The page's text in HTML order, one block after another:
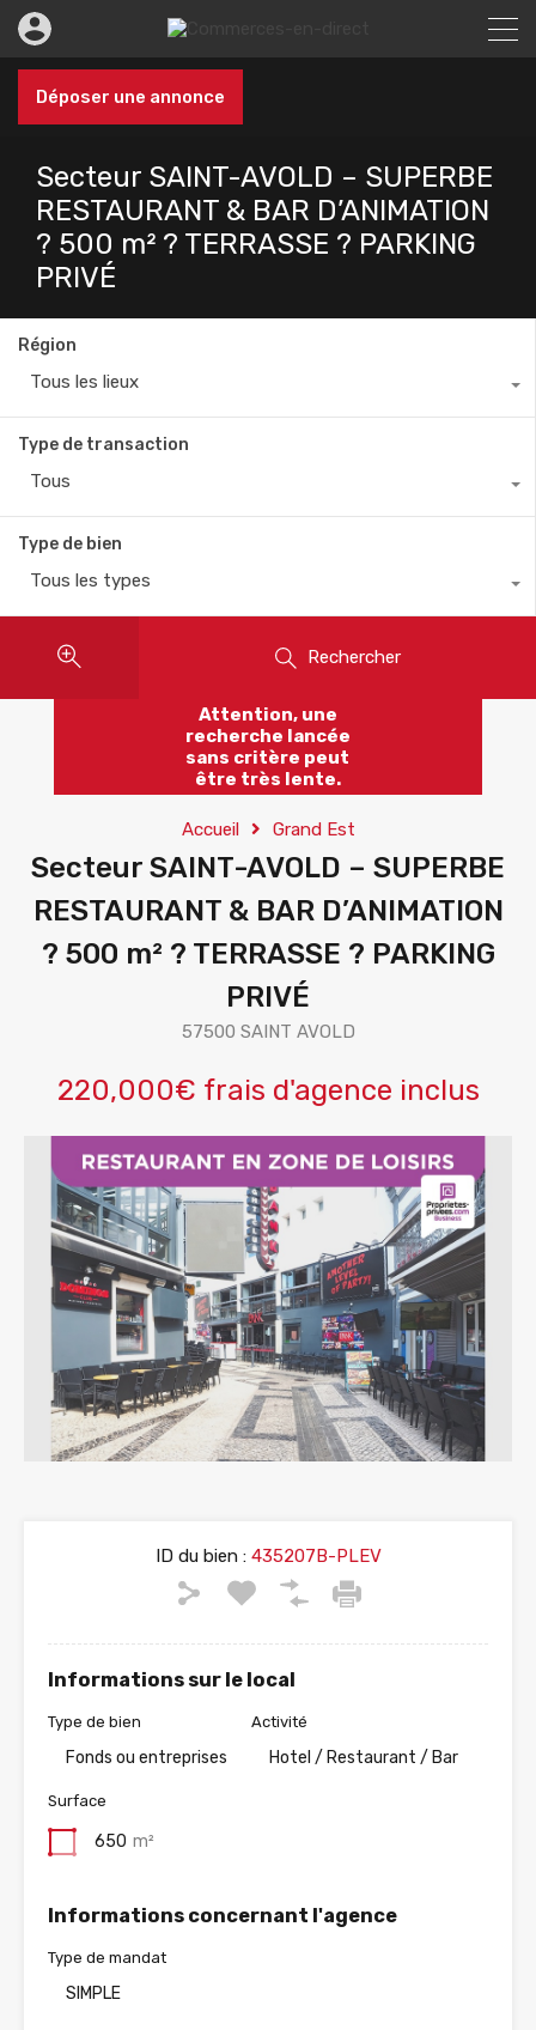
Déposer une annonce
Secteur SAINT-AVOLD – SUPERBE
RESTAURANT & BAR D’ANIMATION
? 500 m² ? TERRASSE ? PARKING
PRIVÉ
Région
Tous les lieux
Type de transaction
Tous
Type de bien
Tous les types
Rechercher
Attention, une
recherche lancée
sans critère peut
être très lente.
Accueil Grand Est
Secteur SAINT-AVOLD – SUPERBE
RESTAURANT & BAR D’ANIMATION
? 500 m² ? TERRASSE ? PARKING
PRIVÉ
57500 SAINT AVOLD
220,000€ frais d'agence inclus
ID du bien :435207B-PLEV
Informations sur le local
Type de bien
Fonds ou entreprises
Activité
Hotel / Restaurant / Bar
Surface
650 m²
Informations concernant l'agence
Type de mandat
SIMPLE